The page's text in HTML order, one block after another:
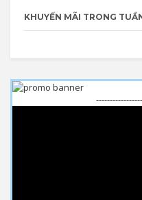
KHUYẾN MÃI TRONG